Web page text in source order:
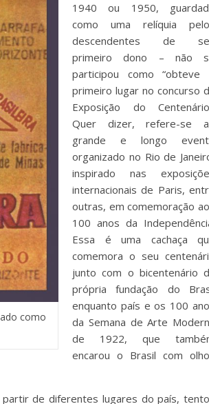
como
1940 ou 1950,
como uma relíquia
descendentes de
primeiro dono – não
participou como “obteve
primeiro lugar no concurso
Exposição do
Quer dizer, refere-se
grande e longo
organizado no Rio de
inspirado nas
internacionais de Paris,
outras, em comemoração
100 anos da
Essa é uma cachaça
comemora o seu
junto com o bicentenário
própria fundação do
enquanto país e os 100
da Semana de Arte
de 1922, que
encarou o Brasil com
de diferentes lugares do país,